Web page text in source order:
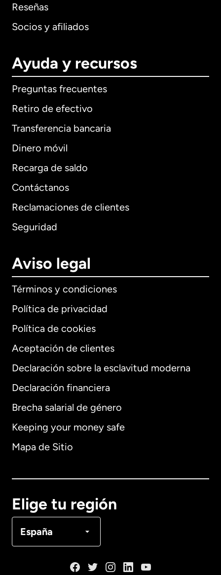
Reseñas
Socios y afiliados
Ayuda y recursos
Preguntas frecuentes
Retiro de efectivo
Transferencia bancaria
Dinero móvil
Recarga de saldo
Contáctanos
Reclamaciones de clientes
Seguridad
Aviso legal
Términos y condiciones
Política de privacidad
Política de cookies
Aceptación de clientes
Declaración sobre la esclavitud moderna
Declaración financiera
Brecha salarial de género
Keeping your money safe
Mapa de Sitio
Elige tu región
España
Internacional English
Alemania
Français